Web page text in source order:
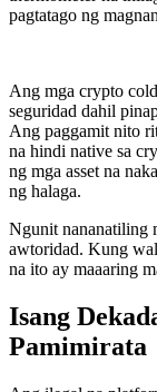
pagtatago ng
Ang mga crypto
seguridad dahil
Ang paggamit nito
na hindi native sa
ng mga asset na
ng halaga.
Ngunit nananatiling
awtoridad. Kung
na ito ay maaaring
Isang
Pamimirata